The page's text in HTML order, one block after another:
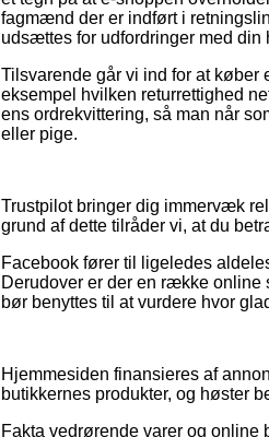
fagmænd der er indført i
udsættes for udfordringer med din
Tilsvarende går vi ind for at
eksempel hvilken returrettighed
ens ordrekvittering, så man når
eller pige.
Trustpilot bringer dig immervæk
grund af dette tilråder vi, at du
Facebook fører til ligeledes
Derudover er der en række online
bør benyttes til at vurdere hvor
Hjemmesiden finansieres af
butikkernes produkter, og høster
Fakta vedrørende varer og online